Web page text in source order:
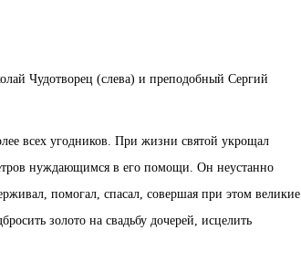
Чудотворец (слева) и преподобный Сергий
всех угодников. При жизни святой укрощал
нуждающимся в его помощи. Он неустанно
помогал, спасал, совершая при этом великие
золото на свадьбу дочерей, исцелить